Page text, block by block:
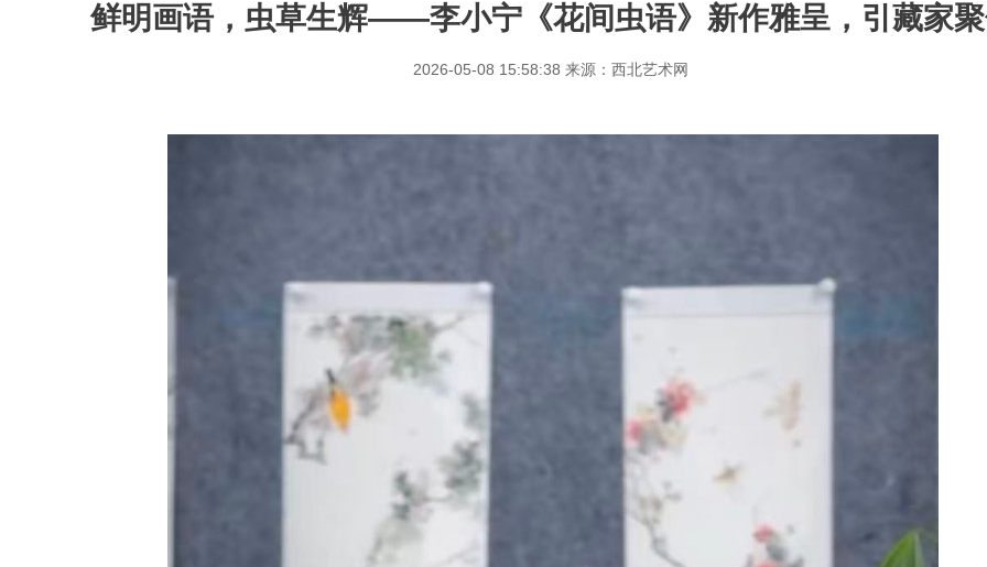
鲜明画语，虫草生辉——李小宁《花间虫语》新作雅呈，引藏家
2026-05-08 15:58:38 来源：西北艺术网